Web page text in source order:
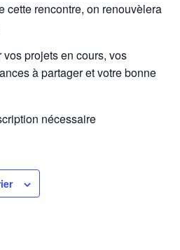
cette rencontre, on renouvèlera
vos projets en cours, vos
à partager et votre bonne
nécessaire